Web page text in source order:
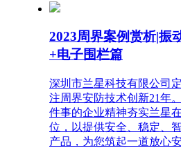
2023周界案例赏析|振
+电子围栏篇
深圳市兰星科技有限公司
注周界安防技术创新21年
件事的企业精神夯实兰星
位，以提供安全、稳定、
产品，为您筑起一道放心